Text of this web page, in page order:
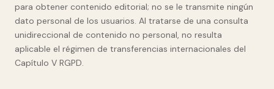
para obtener contenido editorial; no se le transmite ningún
dato personal de los usuarios. Al tratarse de una consulta
unidireccional de contenido no personal, no resulta
aplicable el régimen de transferencias internacionales del
Capítulo V RGPD.